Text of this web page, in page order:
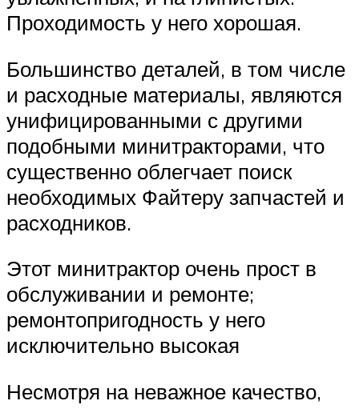
Проходимость у него хорошая.
Большинство деталей, в том числе
и расходные материалы, являются
унифицированными с другими
подобными минитракторами, что
существенно облегчает поиск
необходимых Файтеру запчастей и
расходников.
Этот минитрактор очень прост в
обслуживании и ремонте;
ремонтопригодность у него
исключительно высокая
Несмотря на неважное качество,